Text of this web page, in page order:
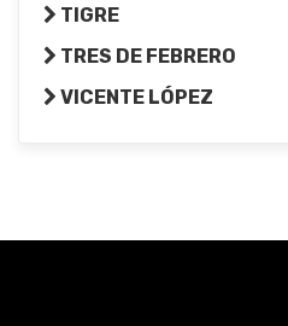
TIGRE
TRES DE FEBRERO
VICENTE LÓPEZ